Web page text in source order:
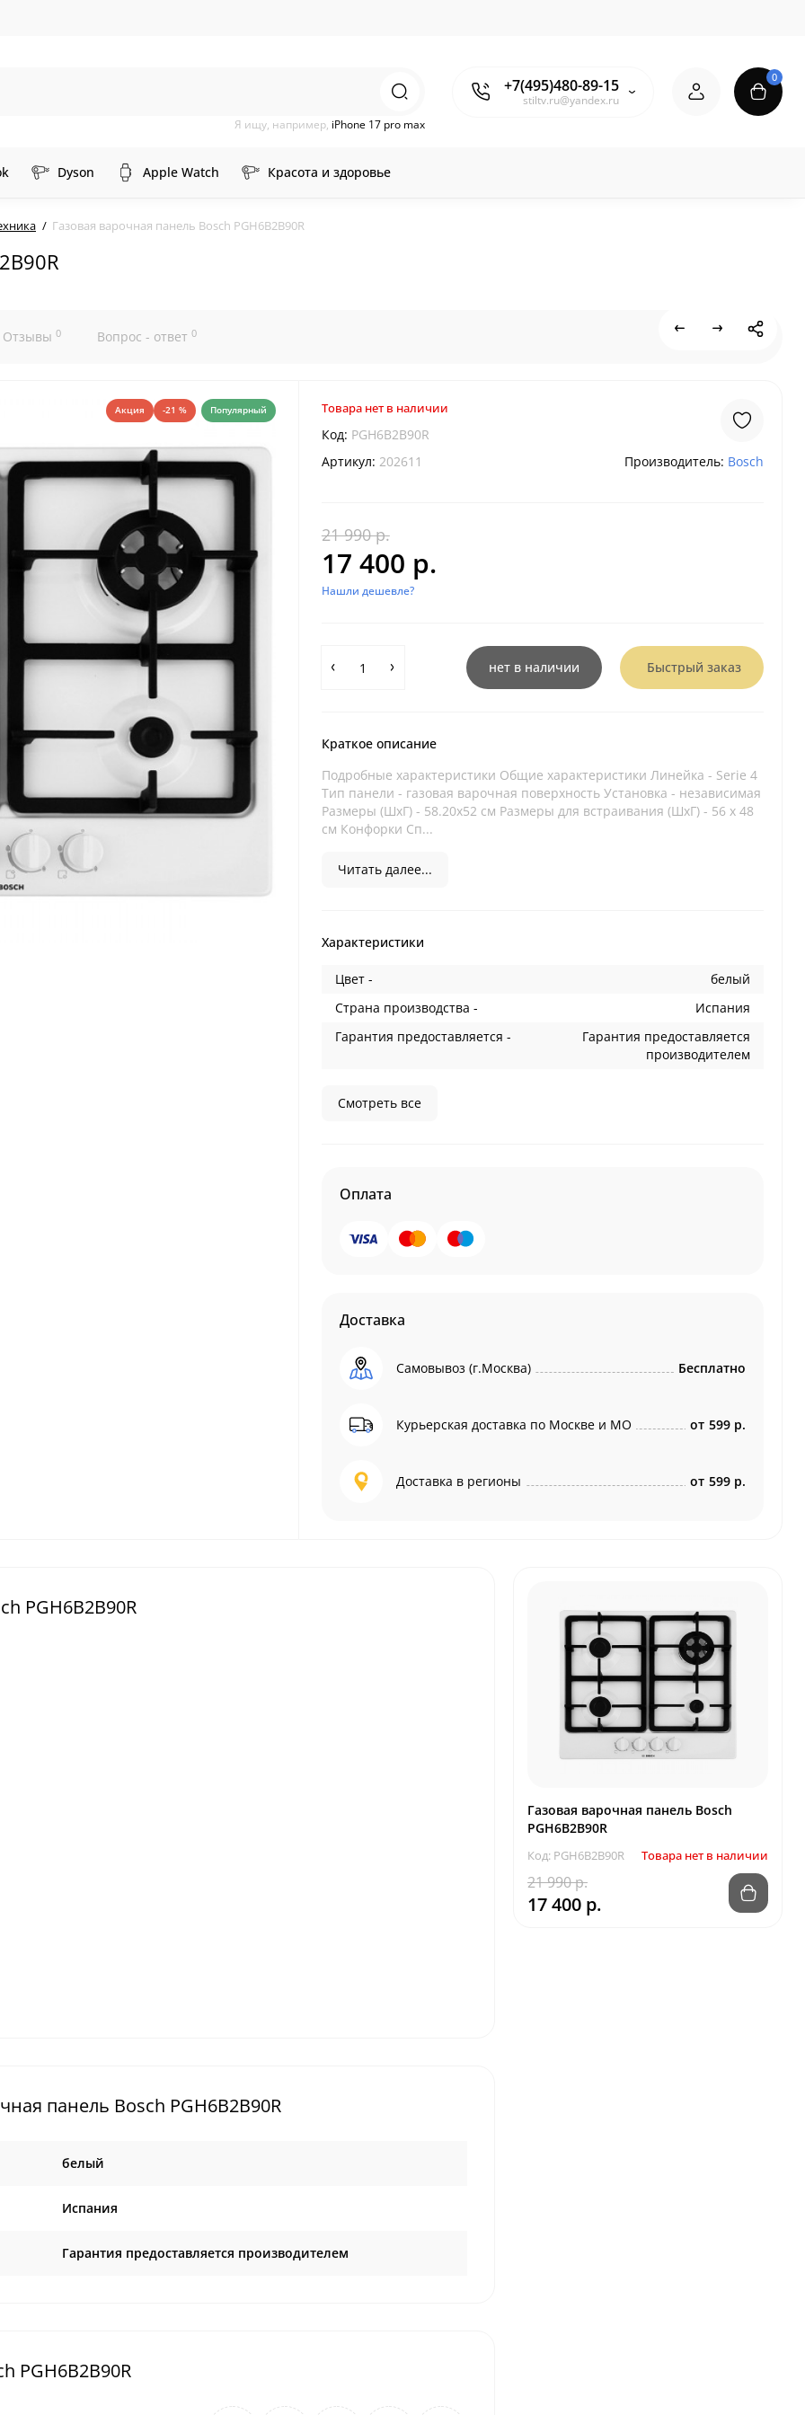
+7(495)480-89-15
stiltv.ru@yandex.ru
Я ищу, например, iPhone 17 pro max
0
Dyson Apple Watch Красота и здоровье
Газовая варочная панель Bosch PGH6B2B90R
Отзывы 0 Вопрос - ответ 0
Акция -21 % Популярный Товара нет в наличии
Код: PGH6B2B90R
Артикул: 202611 Производитель: Bosch
21 990 р.
17 400 р.
Нашли дешевле?
нет в наличии Быстрый заказ
Краткое описание
Подробные характеристики Общие характеристики Линейка - Serie 4
Тип панели - газовая варочная поверхность Установка - независимая
Размеры (ШхГ) - 58.20х52 см Размеры для встраивания (ШхГ) - 56 x 48
см Конфорки Сп...
Читать далее...
Характеристики
Цвет -
белый
Страна производства -
Испания
Гарантия предоставляется -
Гарантия предоставляется
производителем
Смотреть все
Оплата
Доставка
Самовывоз (г.Москва) Бесплатно
Курьерская доставка по Москве и МО от 599 р.
Доставка в регионы от 599 р.
PGH6B2B90R
панель Bosch PGH6B2B90R
белый
Испания
Гарантия предоставляется производителем
PGH6B2B90R
Газовая варочная панель Bosch
PGH6B2B90R
Код: PGH6B2B90R Товара нет в наличии
21 990 р.
17 400 р.